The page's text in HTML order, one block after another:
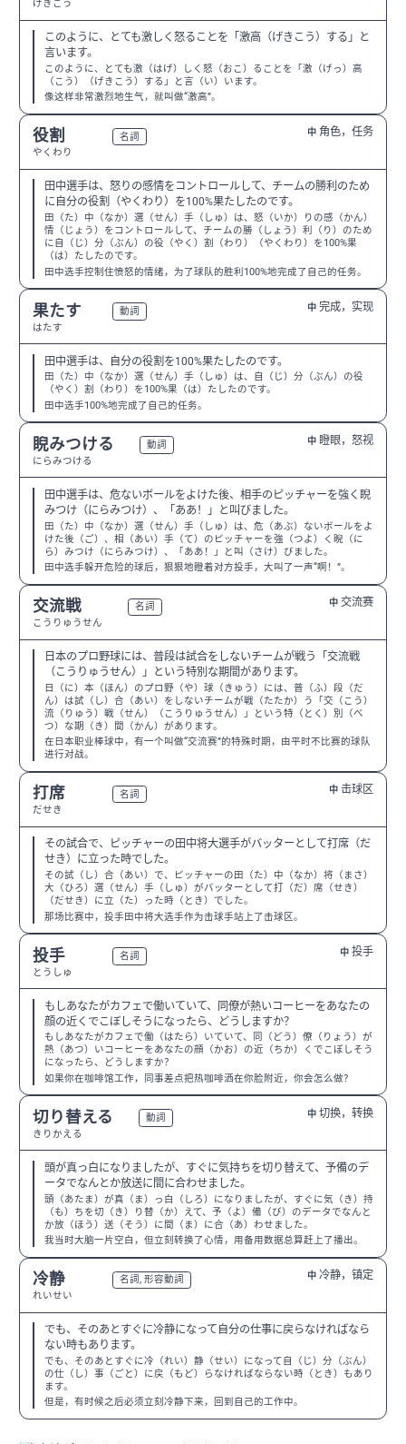
げきこう
このように、とても激しく怒ることを「激高（げきこう）する」と
言います。
このように、とても激（はげ）しく怒（おこ）ることを「激（げっ）高
（こう）（げきこう）する」と言（い）います。
像这样非常激烈地生气，就叫做“激高”。
役割
やくわり
名詞 中 角色，任务
田中選手は、怒りの感情をコントロールして、チームの勝利のため
に自分の役割（やくわり）を100%果たしたのです。
田（た）中（なか）選（せん）手（しゅ）は、怒（いか）りの感（かん）
情（じょう）をコントロールして、チームの勝（しょう）利（り）のため
に自（じ）分（ぶん）の役（やく）割（わり）（やくわり）を100%果
（は）たしたのです。
田中选手控制住愤怒的情绪，为了球队的胜利100%地完成了自己的任务。
果たす
はたす
動詞 中 完成，实现
田中選手は、自分の役割を100%果たしたのです。
田（た）中（なか）選（せん）手（しゅ）は、自（じ）分（ぶん）の役
（やく）割（わり）を100%果（は）たしたのです。
田中选手100%地完成了自己的任务。
睨みつける
にらみつける
動詞 中 瞪眼，怒视
田中選手は、危ないボールをよけた後、相手のピッチャーを強く睨
みつけ（にらみつけ）、「ああ！」と叫びました。
田（た）中（なか）選（せん）手（しゅ）は、危（あぶ）ないボールをよ
けた後（ご）、相（あい）手（て）のピッチャーを強（つよ）く睨（に
ら）みつけ（にらみつけ）、「ああ！」と叫（さけ）びました。
田中选手躲开危险的球后，狠狠地瞪着对方投手，大叫了一声“啊！”。
交流戦
こうりゅうせん
名詞 中 交流赛
日本のプロ野球には、普段は試合をしないチームが戦う「交流戦
（こうりゅうせん）」という特別な期間があります。
日（に）本（ほん）のプロ野（や）球（きゅう）には、普（ふ）段（だ
ん）は試（し）合（あい）をしないチームが戦（たたか）う「交（こう）
流（りゅう）戦（せん）（こうりゅうせん）」という特（とく）別（べ
つ）な期（き）間（かん）があります。
在日本职业棒球中，有一个叫做“交流赛”的特殊时期，由平时不比赛的球队
进行对战。
打席
だせき
名詞 中 击球区
その試合で、ピッチャーの田中将大選手がバッターとして打席（だ
せき）に立った時でした。
その試（し）合（あい）で、ピッチャーの田（た）中（なか）将（まさ）
大（ひろ）選（せん）手（しゅ）がバッターとして打（だ）席（せき）
（だせき）に立（た）った時（とき）でした。
那场比赛中，投手田中将大选手作为击球手站上了击球区。
投手
とうしゅ
名詞 中 投手
もしあなたがカフェで働いていて、同僚が熱いコーヒーをあなたの
顔の近くでこぼしそうになったら、どうしますか？
もしあなたがカフェで働（はたら）いていて、同（どう）僚（りょう）が
熱（あつ）いコーヒーをあなたの顔（かお）の近（ちか）くでこぼしそう
になったら、どうしますか？
如果你在咖啡馆工作，同事差点把热咖啡洒在你脸附近，你会怎么做？
切り替える
きりかえる
動詞 中 切换，转换
頭が真っ白になりましたが、すぐに気持ちを切り替えて、予備のデ
ータでなんとか放送に間に合わせました。
頭（あたま）が真（ま）っ白（しろ）になりましたが、すぐに気（き）持
（も）ちを切（き）り替（か）えて、予（よ）備（び）のデータでなんと
か放（ほう）送（そう）に間（ま）に合（あ）わせました。
我当时大脑一片空白，但立刻转换了心情，用备用数据总算赶上了播出。
冷静
れいせい
名詞, 形容動詞 中 冷静，镇定
でも、そのあとすぐに冷静になって自分の仕事に戻らなければなら
ない時もあります。
でも、そのあとすぐに冷（れい）静（せい）になって自（じ）分（ぶん）
の仕（し）事（ごと）に戻（もど）らなければならない時（とき）もあり
ます。
但是，有时候之后必须立刻冷静下来，回到自己的工作中。